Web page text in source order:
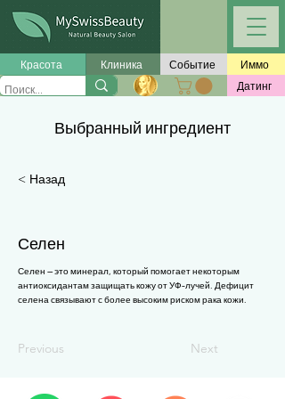
Красота Клиника Событие
Иммо
Датинг
Выбранный ингредиент
< Назад
Селен
Селен — это минерал, который помогает некоторым
антиоксидантам защищать кожу от УФ-лучей. Дефицит
селена связывают с более высоким риском рака кожи.
Previous Next